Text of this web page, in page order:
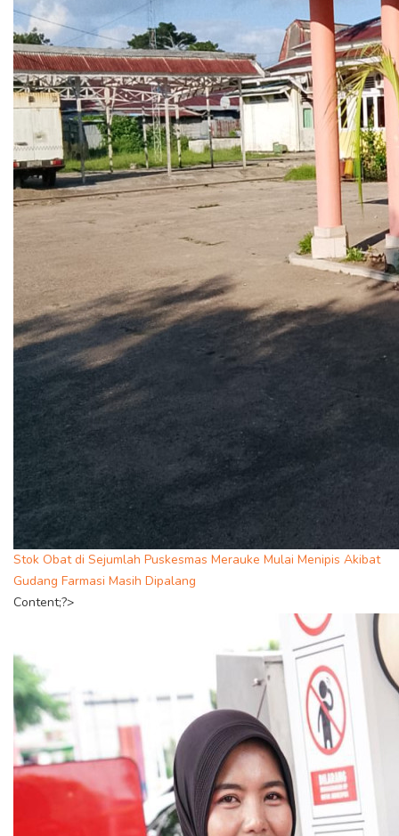
Stok Obat di Sejumlah Puskesmas Merauke Mulai Menipis Akibat
Gudang Farmasi Masih Dipalang
Content;?>